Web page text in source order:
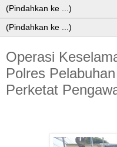
Operasi
Polres
Perketat